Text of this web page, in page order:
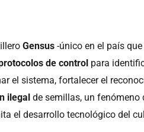
Gensus -único en el país
de control para
el sistema, fortalecer el
ilegal de semillas, un fenómeno
el desarrollo tecnológico del